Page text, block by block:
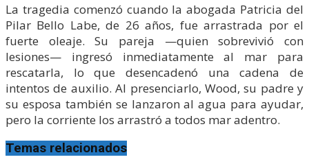
La tragedia comenzó cuando la abogada Patricia del
Pilar Bello Labe, de 26 años, fue arrastrada por el
fuerte oleaje. Su pareja —quien sobrevivió con
lesiones— ingresó inmediatamente al mar para
rescatarla, lo que desencadenó una cadena de
intentos de auxilio. Al presenciarlo, Wood, su padre y
su esposa también se lanzaron al agua para ayudar,
pero la corriente los arrastró a todos mar adentro.
Temas relacionados